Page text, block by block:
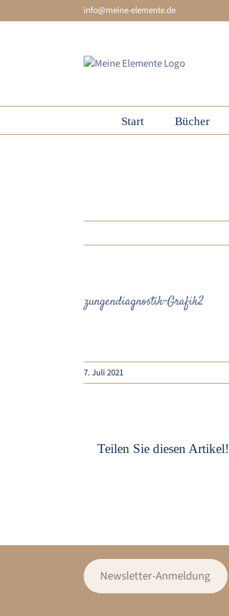
to
info@meine-elemente.de
Start Bücher
zungendiagnostik-Grafik2
7. Juli 2021
Teilen Sie diesen Artikel!
Newsletter-Anmeldung